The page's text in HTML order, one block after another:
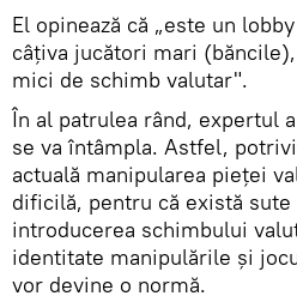
El opinează că „este un
câțiva jucători mari
mici de schimb valutar".
În al patrulea rând, expertul
se va întâmpla. Astfel,
actuală manipularea pieței
dificilă, pentru că există
introducerea schimbului
identitate manipulările și
vor devine o normă.